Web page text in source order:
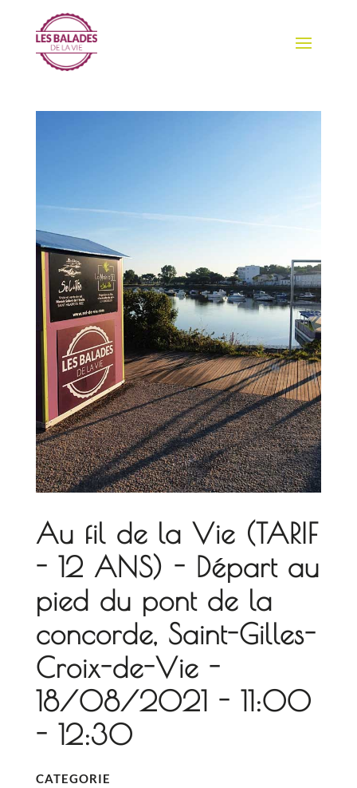
Au fil de la Vie (TARIF
- 12 ANS) - Départ au
pied du pont de la
concorde, Saint-Gilles-
Croix-de-Vie -
18/08/2021 - 11:00
- 12:30
CATEGORIE